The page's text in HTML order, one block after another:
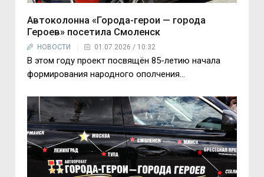
Автоколонна «Города-герои — города
Героев» посетила Смоленск
НОВОСТИ 01.07.2026 / 10:32
В этом году проект посвящён 85-летию начала
формирования народного ополчения…